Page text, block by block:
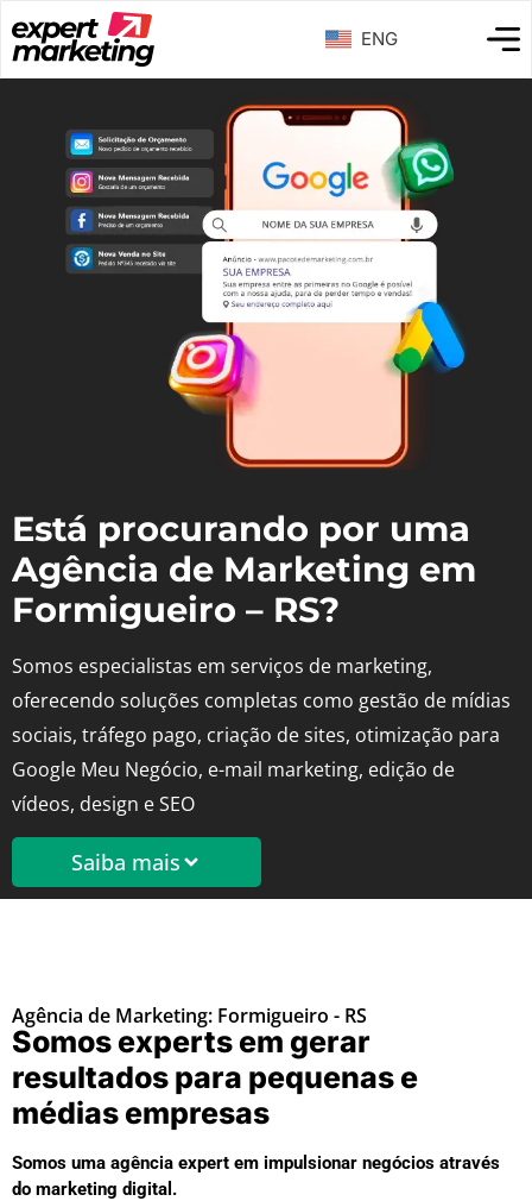
ENG
Está procurando por uma
Agência de Marketing em
Formigueiro – RS?
Somos especialistas em serviços de marketing,
oferecendo soluções completas como gestão de mídias
sociais, tráfego pago, criação de sites, otimização para
Google Meu Negócio, e-mail marketing, edição de
vídeos, design e SEO
Saiba mais
Agência de Marketing: Formigueiro - RS
Somos experts em gerar
resultados para pequenas e
médias empresas
Somos uma agência expert em impulsionar negócios através
do marketing digital.